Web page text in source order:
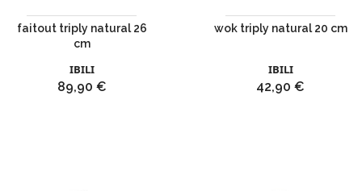
faitout triply natural 26
cm
IBILI
Prix
89,90 €
wok triply natural 20 cm
IBILI
Prix
42,90 €